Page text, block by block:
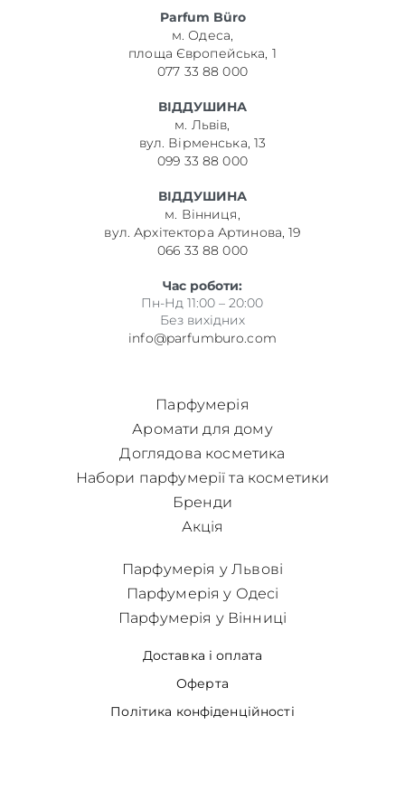
Parfum Büro
м. Одеса,
площа Європейська, 1
077 33 88 000
ВІДДУШИНА
м. Львів,
вул. Вірменська, 13
099 33 88 000
ВІДДУШИНА
м. Вінниця,
вул. Архітектора Артинова, 19
066 33 88 000
Час роботи:
Пн-Нд 11:00 – 20:00
Без вихідних
info@parfumburo.com
Парфумерія
Аромати для дому
Доглядова косметика
Набори парфумерії та косметики
Бренди
Акція
Доставка і оплата
Оферта
Політика конфіденційності
Парфумерія у Львові
Парфумерія у Одесі
Парфумерія у Вінниці